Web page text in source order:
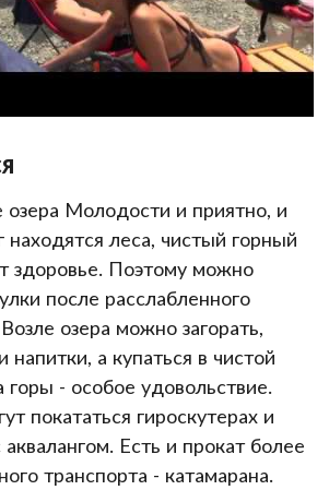
озера Молодости и приятно, и
находятся леса, чистый горный
здоровье. Поэтому можно
после расслабленного
озера можно загорать,
напитки, а купаться в чистой
- особое удовольствие.
покататься гироскутерах и
Есть и прокат более
транспорта - катамарана.